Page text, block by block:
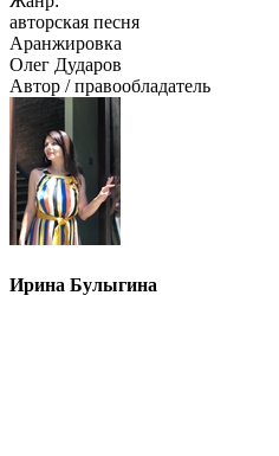
авторская песня
Аранжировка
Олег Дударов
Автор / правообладатель
Ирина Булыгина